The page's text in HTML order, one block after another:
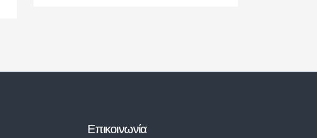
Επικοινωνία